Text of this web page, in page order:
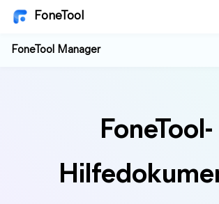
FoneTool
FoneTool Manager
FoneTool-